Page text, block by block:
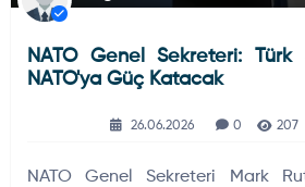
NATO Genel Sekreteri: Türk
NATO'ya Güç Katacak
26.06.2026 0 207
NATO Genel Sekreteri Mark